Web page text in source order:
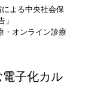
よる中央社会保
」
・オンライン診療
電子化カル